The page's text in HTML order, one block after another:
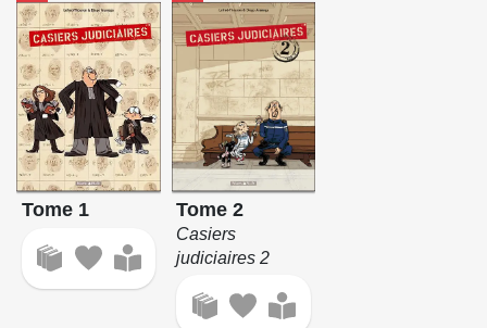
Tome 1 Tome 2
Casiers
judiciaires 2